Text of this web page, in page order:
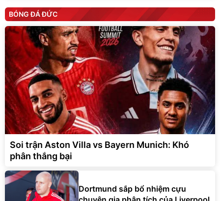
BÓNG ĐÁ ĐỨC
Soi trận Aston Villa vs Bayern Munich: Khó
phân thắng bại
Dortmund sắp bổ nhiệm cựu